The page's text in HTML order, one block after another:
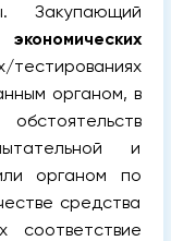
Закупающий
тестированиях
органом, в
и
органом по
средства
соответствие